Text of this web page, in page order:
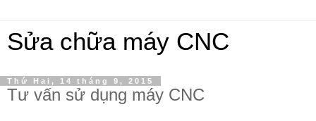
Sửa chữa máy CNC
Thứ Hai, 14 tháng 9, 2015
Tư vấn sử dụng máy CNC